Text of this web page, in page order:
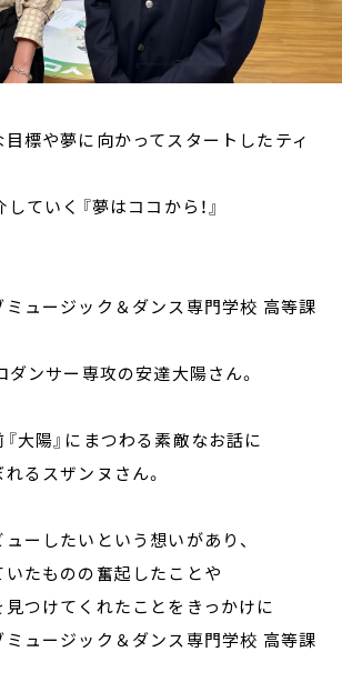
標や夢に向かってスタートしたティ
していく『夢はココから！』
ュージック＆ダンス専門学校 高等課
ンサー専攻の安達大陽さん。
大陽』にまつわる素敵なお話に
るスザンヌさん。
ーしたいという想いがあり、
たものの奮起したことや
つけてくれたことをきっかけに
ュージック＆ダンス専門学校 高等課